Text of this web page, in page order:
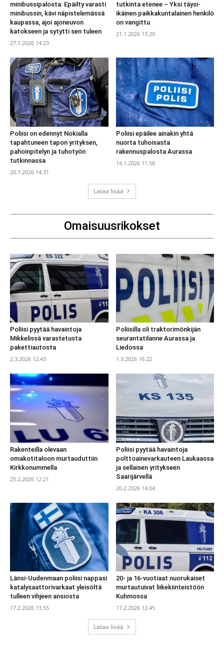
minibussipalosta: Epäilty varasti
minibussin, kävi näpistelemässä
kaupassa, ajoi ajoneuvon
katokseen ja sytytti sen tuleen
27.1.2026 14.23
tutkinta etenee – Yksi täysi-
ikäinen paikkakuntalainen henkilö
on vangittu
21.1.2026 13.20
Poliisi on edennyt Nokialla
tapahtuneen tapon yrityksen,
pahoinpitelyn ja tuhotyön
tutkinnassa
20.1.2026 14.31
Poliisi epäilee ainakin yhtä
nuorta tuhoisasta
rakennuspalosta Aurassa
14.1.2026 11.58
Lataa lisää
Omaisuusrikokset
Poliisi pyytää havaintoja
Mikkelissä varastetusta
pakettiautosta
2.3.2026 12.43
Poliisilla oli traktorimönkijän
seurantatilanne Aurassa ja
Liedossa
1.3.2026 16.22
Rakenteilla olevaan
omakotitaloon murtauduttiin
Kirkkonummella
25.2.2026 12.21
Poliisi pyytää havaintoja
polttoainevarkauteen Laukaassa
ja sellaisen yritykseen
Saarijärvellä
20.2.2026 14.04
Länsi-Uudenmaan poliisi nappasi
katalysaattorivarkaat yleisöltä
tulleen vihjeen ansiosta
17.2.2026 13.55
20- ja 16-vuotiaat nuorukaiset
murtautuivat liikekiinteistöön
Kuhmossa
17.2.2026 12.45
Lataa lisää